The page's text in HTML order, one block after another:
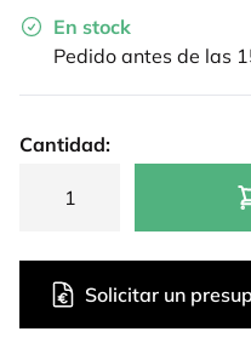
En stock
Pedido antes de las
Cantidad:
Solicitar un